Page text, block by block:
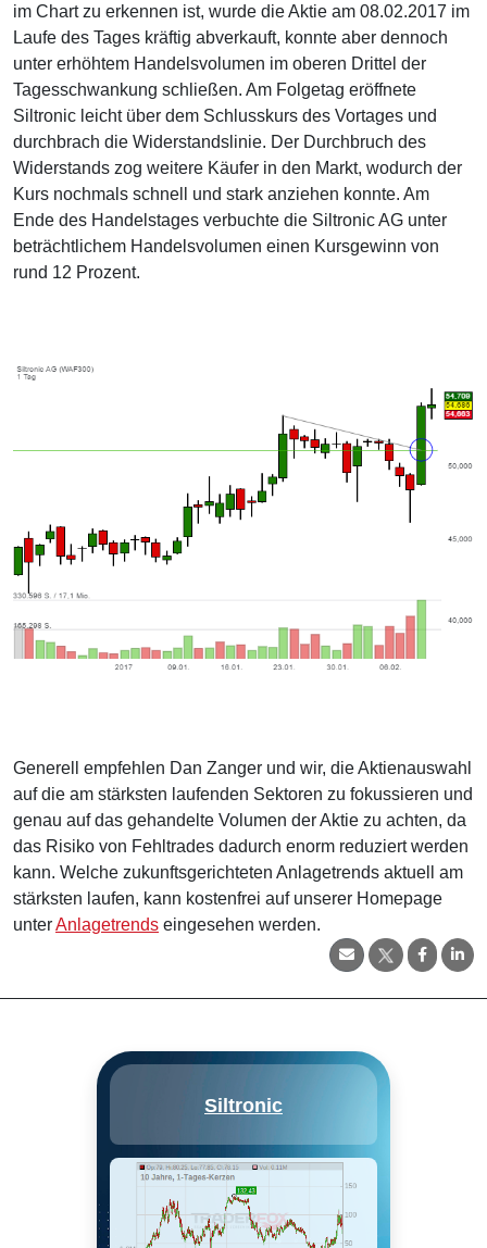
im Chart zu erkennen ist, wurde die Aktie am 08.02.2017 im
Laufe des Tages kräftig abverkauft, konnte aber dennoch
unter erhöhtem Handelsvolumen im oberen Drittel der
Tagesschwankung schließen. Am Folgetag eröffnete
Siltronic leicht über dem Schlusskurs des Vortages und
durchbrach die Widerstandslinie. Der Durchbruch des
Widerstands zog weitere Käufer in den Markt, wodurch der
Kurs nochmals schnell und stark anziehen konnte. Am
Ende des Handelstages verbuchte die Siltronic AG unter
beträchtlichem Handelsvolumen einen Kursgewinn von
rund 12 Prozent.
Generell empfehlen Dan Zanger und wir, die Aktienauswahl
auf die am stärksten laufenden Sektoren zu fokussieren und
genau auf das gehandelte Volumen der Aktie zu achten, da
das Risiko von Fehltrades dadurch enorm reduziert werden
kann. Welche zukunftsgerichteten Anlagetrends aktuell am
stärksten laufen, kann kostenfrei auf unserer Homepage
unterAnlagetrends eingesehen werden.
Siltronic
Herstellung und Marketing von
Produktionsstätte in Asien,
Europa und den USA. Die Firma
bietet Annealed Wafers,
Floatzone, Power Produkte und
Ultimate Silicon. Ihre
geographische Segmente